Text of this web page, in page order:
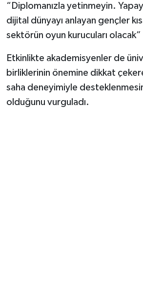
“Diplomanızla yetinmeyin.
dijital dünyayı anlayan gençler
sektörün oyun kurucuları
Etkinlikte akademisyenler de
birliklerinin önemine dikkat
saha deneyimiyle
olduğunu vurguladı.